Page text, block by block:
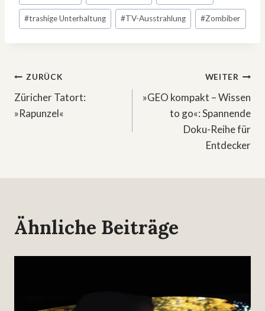
#trashige Unterhaltung #TV-Ausstrahlung #Zombiber
Beitragsnavigation
ZURÜCK
Züricher Tatort:
»Rapunzel«
WEITER
»GEO kompakt – Wissen
to go«: Spannende
Doku-Reihe für
Entdecker
Ähnliche Beiträge